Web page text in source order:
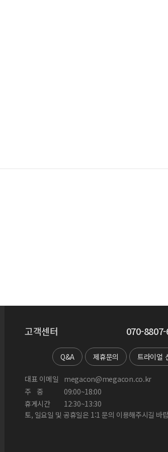
고객센터 070-
Q&A 제휴문의 트라이얼
대표 이메일
megacon@megacon.co.kr
주
중
09:00~18:00
휴게시간
12:30~13:30
토, 일요일 및 공휴일은 1:1 문의 이용해주시길 바